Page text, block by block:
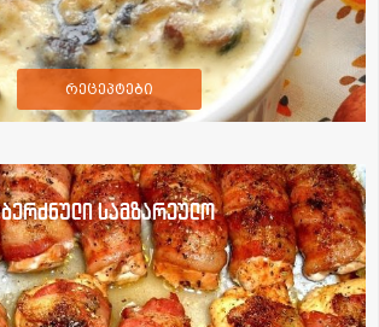
რეცეპტები
ბერძნული სამზარეულო